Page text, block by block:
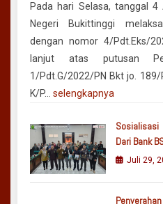
Pada hari Selasa, tanggal 4
Negeri Bukittinggi
dengan nomor 4/Pdt.Eks/
lanjut atas putusan
1/Pdt.G/2022/PN Bkt jo. 189/
K/P… selengkapnya
Sosialisasi
Dari Bank
Juli 29,